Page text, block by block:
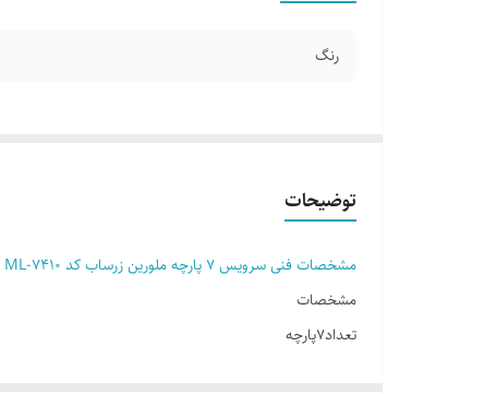
رنگ
توضیحات
مشخصات فنی سرویس 7 پارچه ملورین زرساب کد ML-7410
مشخصات
تعداد7پارچه